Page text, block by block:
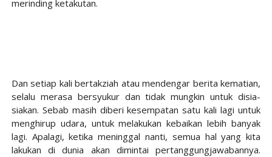
merinding ketakutan.
Dan setiap kali bertakziah atau mendengar berita kematian,
selalu merasa bersyukur dan tidak mungkin untuk disia-
siakan. Sebab masih diberi kesempatan satu kali lagi untuk
menghirup udara, untuk melakukan kebaikan lebih banyak
lagi. Apalagi, ketika meninggal nanti, semua hal yang kita
lakukan di dunia akan dimintai pertanggungjawabannya.